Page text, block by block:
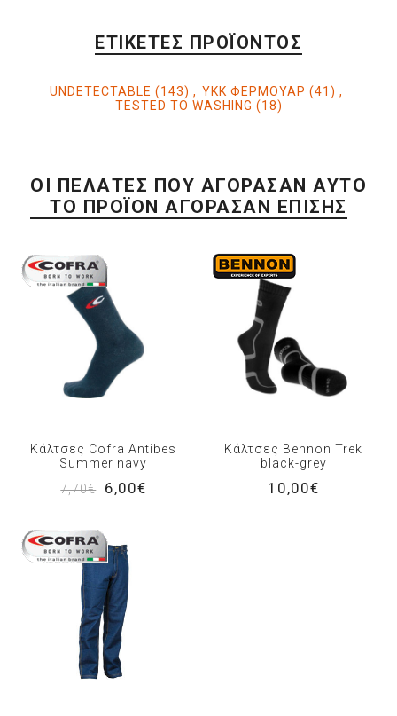
ΕΤΙΚΈΤΕΣ ΠΡΟΪΌΝΤΟΣ
UNDETECTABLE (143) , YKK ΦΕΡΜΟΥΑΡ (41) ,
TESTED TO WASHING (18)
ΟΙ ΠΕΛΆΤΕΣ ΠΟΥ ΑΓΌΡΑΣΑΝ ΑΥΤΌ
ΤΟ ΠΡΟΪΌΝ ΑΓΌΡΑΣΑΝ ΕΠΊΣΗΣ
Κάλτσες Cofra Antibes
Summer navy
7,70€
6,00€
Κάλτσες Bennon Trek
black-grey
10,00€